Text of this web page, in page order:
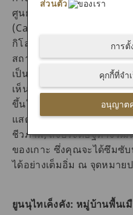
ศูนย์กางเขนใต้แห่งนี้คุณสา
(Cape Hedo) ของโอกินา
กิโลเมตรได้ ศูนย์กางเขน
สถานที่แห่งนี้สามารถมองเ
เป็นสถานที่ที่อยู่ทางตอนเ
เห็นกลุ่มดาวของซีกโลกใต้
ขึ้นให้เป็นรูปทรงหอแปดเห
แสดงต่าง ๆ ที่แสดงให้เห็น
ชีวภาพ, สิ่งประดิษฐ์ทางวัฒ
ของเกาะ ซึ่งคุณจะได้ซึมซั
ได้อย่างเต็มอิ่ม ณ จุดหมาย
ยูนนุไทเค็งคัง: หมู่บ้านพื้นเ
ส่วนตัว ของเรา
อนุญาต
คุกกี้ที่จำ
การตั้